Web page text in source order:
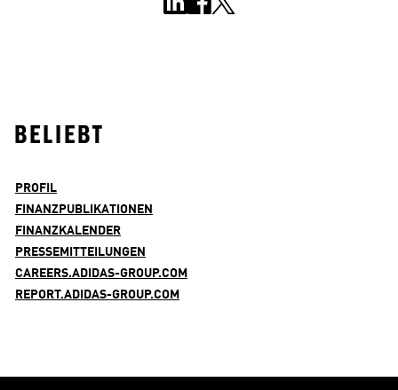
BELIEBT
PROFIL
FINANZPUBLIKATIONEN
FINANZKALENDER
PRESSEMITTEILUNGEN
CAREERS.ADIDAS-GROUP.COM
REPORT.ADIDAS-GROUP.COM